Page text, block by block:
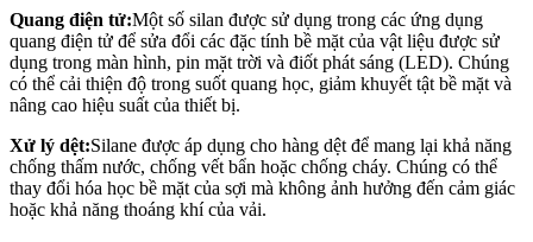
Quang điện tử:Một số silan được sử dụng trong các ứng dụng
quang điện tử để sửa đổi các đặc tính bề mặt của vật liệu được sử
dụng trong màn hình, pin mặt trời và điốt phát sáng (LED). Chúng
có thể cải thiện độ trong suốt quang học, giảm khuyết tật bề mặt và
nâng cao hiệu suất của thiết bị.
Xử lý dệt:Silane được áp dụng cho hàng dệt để mang lại khả năng
chống thấm nước, chống vết bẩn hoặc chống cháy. Chúng có thể
thay đổi hóa học bề mặt của sợi mà không ảnh hưởng đến cảm giác
hoặc khả năng thoáng khí của vải.